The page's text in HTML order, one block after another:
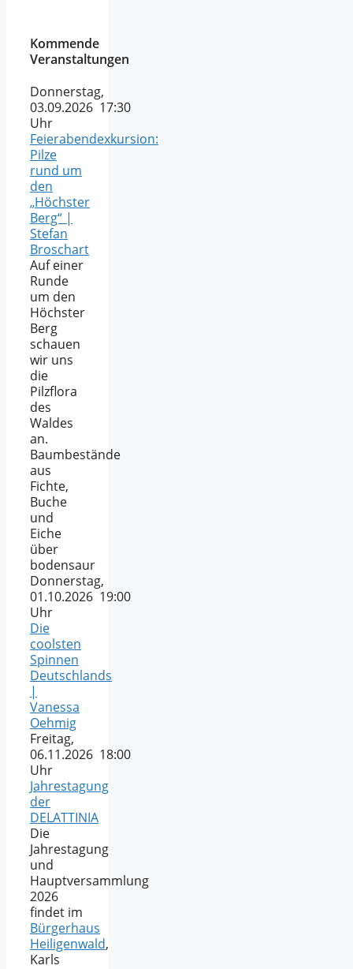
Kommende
Veranstaltungen
Donnerstag,
03.09.2026 17:30
Uhr
Feierabendexkursion:
Pilze
rund um
den
„Höchster
Berg“ |
Stefan
Broschart
Auf einer
Runde
um den
Höchster
Berg
schauen
wir uns
die
Pilzflora
des
Waldes
an.
Baumbestände
aus
Fichte,
Buche
und
Eiche
über
bodensaur
Donnerstag,
01.10.2026 19:00
Uhr
Die
coolsten
Spinnen
Deutschlands
|
Vanessa
Oehmig
Freitag,
06.11.2026 18:00
Uhr
Jahrestagung
der
DELATTINIA
Die
Jahrestagung
und
Hauptversammlung
2026
findet im
Bürgerhaus
Heiligenwald,
Karls